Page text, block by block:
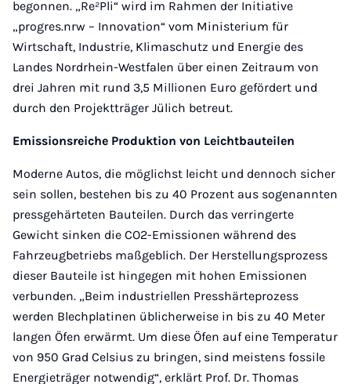
begonnen. „Re²Pli“ wird im Rahmen der Initiative
„progres.nrw – Innovation“ vom Ministerium für
Wirtschaft, Industrie, Klimaschutz und Energie des
Landes Nordrhein-Westfalen über einen Zeitraum von
drei Jahren mit rund 3,5 Millionen Euro gefördert und
durch den Projektträger Jülich betreut.
Emissionsreiche Produktion von Leichtbauteilen
Moderne Autos, die möglichst leicht und dennoch sicher
sein sollen, bestehen bis zu 40 Prozent aus sogenannten
pressgehärteten Bauteilen. Durch das verringerte
Gewicht sinken die CO2-Emissionen während des
Fahrzeugbetriebs maßgeblich. Der Herstellungsprozess
dieser Bauteile ist hingegen mit hohen Emissionen
verbunden. „Beim industriellen Presshärteprozess
werden Blechplatinen üblicherweise in bis zu 40 Meter
langen Öfen erwärmt. Um diese Öfen auf eine Temperatur
von 950 Grad Celsius zu bringen, sind meistens fossile
Energieträger notwendig“, erklärt Prof. Dr. Thomas